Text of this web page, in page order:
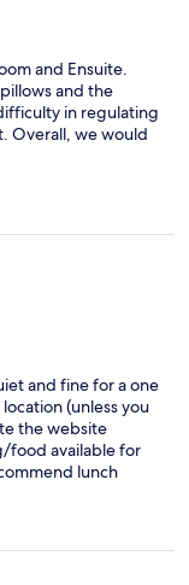
and Ensuite.
and the
in regulating
Overall, we would
and fine for a one
(unless you
the website
food available for
lunch
very poor - polite
The lock was
no key drop box
to. Very